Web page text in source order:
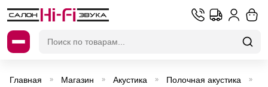
Главная » Магазин » Акустика » Полочная акустика »